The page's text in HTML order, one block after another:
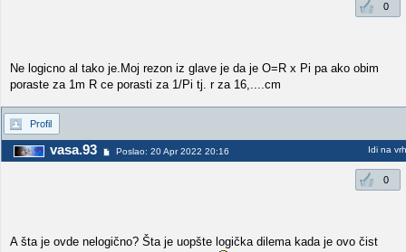
0
Ne logicno al tako je.Moj rezon iz glave je da je O=R x Pi pa ako obim
poraste za 1m R ce porasti za 1/Pi tj. r za 16,....cm
Profil
vasa.93 Poslao: 20 Apr 2022 20:16 Idi na vrh
0
A šta je ovde nelogično? Šta je uopšte logička dilema kada je ovo čist